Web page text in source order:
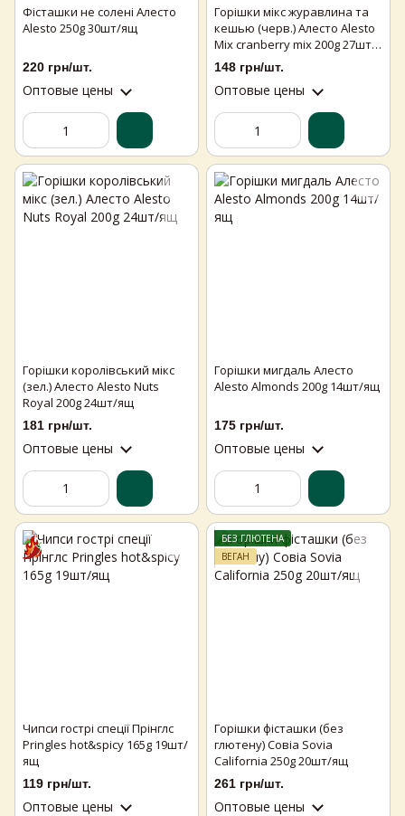
Фісташки не солені Алесто
Alesto 250g 30шт/ящ
220 грн/шт.
Оптовые цены
Горішки мікс журавлина та
кешью (черв.) Алесто Alesto
Mix cranberry mix 200g 27шт/
ящ
148 грн/шт.
Оптовые цены
Горішки королівський мікс
(зел.) Алесто Alesto Nuts
Royal 200g 24шт/ящ
181 грн/шт.
Оптовые цены
Горішки мигдаль Алесто
Alesto Аlmonds 200g 14шт/ящ
175 грн/шт.
Оптовые цены
Чипси гострі спеції Прінглс
Pringles hot&spicy 165g 19шт/
ящ
119 грн/шт.
Оптовые цены
БЕЗ ГЛЮТЕНА
ВЕГАН
Горішки фісташки (без
глютену) Совіа Sovia
California 250g 20шт/ящ
261 грн/шт.
Оптовые цены